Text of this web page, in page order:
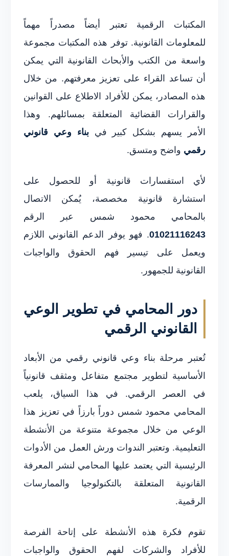
المكتبات الرقمية تعتبر أيضاً مصدراً مهماً
للمعلومات القانونية. توفر هذه المكتبات مجموعة
واسعة من الكتب والأبحاث القانونية التي يمكن
أن تساعد القراء على تعزيز معرفتهم. من خلال
هذه المصادر، يمكن للأفراد الاطلاع على القوانين
والقرارات القضائية المتعلقة بمسائلهم. وهذا
الأمر يسهم بشكل كبير فيبناء وعي قانوني
رقمي واضح ومتسق.
لأي استفسارات قانونية أو للحصول على
استشارة قانونية مخصصة، يُمكن الاتصال
بالمحامي محمود شمس عبر الرقم
01021116243. فهو يوفر الدعم القانوني اللازم
ويعمل على تيسير فهم الحقوق والواجبات
القانونية للجمهور.
دور المحامي في تطوير الوعي
القانوني الرقمي
تُعتبر مرحلة بناء وعي قانوني رقمي من الأبعاد
الأساسية لتطوير مجتمع متفاعل ومثقف قانونياً
في العصر الرقمي. في هذا السياق، يلعب
المحامي محمود شمس دوراً بارزاً في تعزيز هذا
الوعي من خلال مجموعة متنوعة من الأنشطة
التعليمية. وتعتبر الندوات ورش العمل من الأدوات
الرئيسية التي يعتمد عليها المحامي لنشر المعرفة
القانونية المتعلقة بالتكنولوجيا والممارسات
الرقمية.
تقوم فكرة هذه الأنشطة على إتاحة الفرصة
للأفراد والشركات لفهم الحقوق والواجبات